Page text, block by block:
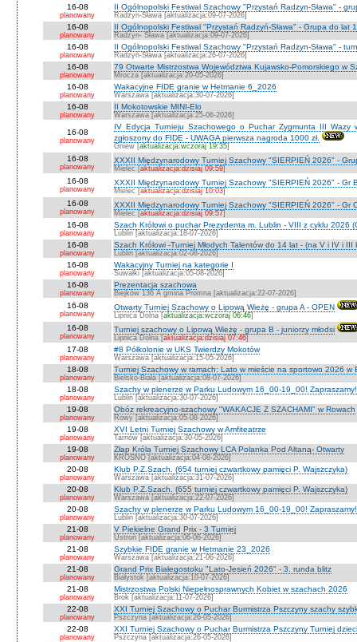
16-08
planowany
II Ogólnopolski Festiwal Szachowy "Przystań Radzyn-Sława" -
Radzyn-Sława [aktualizacja:09-07-2026]
16-08
planowany
II Ogólnopolski Festiwal "Przystań Radzyń-Sława" - Grupa do lat
Radzyn- Sława [aktualizacja:09-07-2026]
16-08
planowany
II Ogólnopolski Festiwal Szachowy "Przystań Radzyn-Sława" -
Radzyń-Sława [aktualizacja:26-07-2026]
16-08
planowany
79 Otwarte Mistrzostwa Województwa Kujawsko-Pomorskiego w
Mrocza [aktualizacja:20-05-2026]
16-08
planowany
Wakacyjne FIDE granie w Hetmanie 6_2026
Warszawa [aktualizacja:30-07-2026]
16-08
planowany
II Mokotowskie MINI-Elo
Warszawa [aktualizacja:25-06-2026]
16-08
planowany
IV Edycja Turnieju Szachowego o Puchar Zygmunta III Wazy
zgłoszony do FIDE - UWAGA pierwsza nagroda 1000 zł.
Gniew [aktualizacja:wczoraj 19:35]
16-08
planowany
XXXII Międzynarodowy Turniej Szachowy "SIERPIEŃ 2026" -
Mielec [aktualizacja:dzisiaj 09:59]
16-08
planowany
XXXII Międzynarodowy Turniej Szachowy "SIERPIEŃ 2026" - Gr
Mielec [aktualizacja:dzisiaj 10:03]
16-08
planowany
XXXII Międzynarodowy Turniej Szachowy "SIERPIEŃ 2026" - Gr
Mielec [aktualizacja:dzisiaj 09:57]
16-08
planowany
Szach Królowi o puchar Prezydenta m. Lublin - VIII z cyklu 2026
Lublin [aktualizacja:18-07-2026]
16-08
planowany
Szach Królowi -Turniej Młodych Talentów do 14 lat - (na V i IV i III
Lublin [aktualizacja:02-08-2026]
16-08
planowany
Wakacyjny Turniej na kategorie I
Suwałki [aktualizacja:05-08-2026]
16-08
planowany
Prezentacja szachowa
Biejków 136 A gmina Promna [aktualizacja:22-07-2026]
16-08
planowany
Otwarty Turniej Szachowy o Lipową Wieżę - grupa A - OPEN
Lipnica Dolna [aktualizacja:wczoraj 06:46]
16-08
planowany
Turniej szachowy o Lipową Wieżę - grupa B - juniorzy młodsi
Lipnica Dolna [aktualizacja:dzisiaj 07:46]
17-08
planowany
#8 Półkolonie w UKS Twierdzy Mokotów
Warszawa [aktualizacja:15-05-2026]
18-08
planowany
Turniej Szachowy w ramach: Lato w mieście na sportowo 2026 w
Bielsko-Biała [aktualizacja:08-07-2026]
18-08
planowany
Szachy w plenerze w Parku Ludowym 16_00-19_00! Zapraszamy!
Lublin [aktualizacja:30-07-2026]
19-08
planowany
Obóz rekreacyjno-szachowy "WAKACJE Z SZACHAMI" w Rowach
Rowy [aktualizacja:05-08-2026]
19-08
planowany
XVI Letni Turniej Szachowy w Amfiteatrze
Tarnów [aktualizacja:30-05-2026]
19-08
planowany
Złap Króla Turniej Szachowy LCA Polanka Pod Altaną- Otwarty
KROSNO [aktualizacja:04-08-2026]
20-08
planowany
Klub P.Z.Szach. (654 turniej czwartkowy pamięci P. Wajszczyka)
Warszawa [aktualizacja:31-07-2026]
20-08
planowany
Klub P.Z.Szach. (655 turniej czwartkowy pamięci P. Wajszczyka)
Warszawa [aktualizacja:22-07-2026]
20-08
planowany
Szachy w plenerze w Parku Ludowym 16_00-19_00! Zapraszamy!
Lublin [aktualizacja:30-07-2026]
21-08
planowany
V Piekielne Grand Prix - 3 Turniej
Ustroń [aktualizacja:06-06-2026]
21-08
planowany
Szybkie FIDE granie w Hetmanie 23_2026
Warszawa [aktualizacja:21-06-2026]
21-08
planowany
Grand Prix Białegostoku "Lato-Jesień 2026" - 3. runda blitz
Białystok [aktualizacja:10-07-2026]
21-08
planowany
Mistrzostwa Polski Niepełnosprawnych Kobiet w szachach 2026
Brok [aktualizacja:11-07-2026]
22-08
planowany
XXI Turniej Szachowy o Puchar Burmistrza Pszczyny szachy
Pszczyna [aktualizacja:26-05-2026]
22-08
planowany
XXI Turniej Szachowy o Puchar Burmistrza Pszczyny Turniej
Pszczyna [aktualizacja:26-05-2026]